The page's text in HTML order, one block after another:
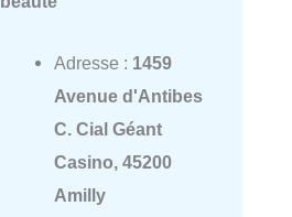
Adresse : 1459
Avenue d'Antibes
C. Cial Géant
Casino, 45200
Amilly